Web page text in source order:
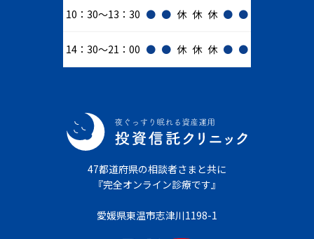
10：30～13：30 ● ● 休 休 休 ● ●
14：30～21：00 ● ● 休 休 休 ● ●
47都道府県の相談者さまと共に
『完全オンライン診療です』
愛媛県東温市志津川1198-1